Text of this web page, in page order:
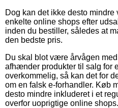
Dog kan det ikke desto
enkelte online shops efter
inden du bestiller, således at
den bedste pris.
Du skal blot være årvågen
afhænder produkter til salg for
overkommelig, så kan det for
om en falsk e-forhandler. Køb
desto mindre inkluderet i et
overfor uoprigtige online shops.